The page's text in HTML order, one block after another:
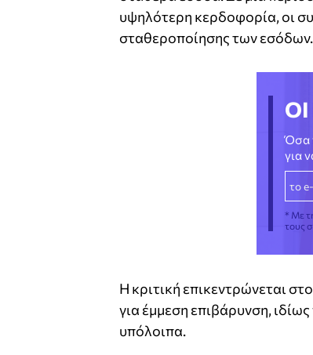
υψηλότερη κερδοφορία, οι
σταθεροποίησης των εσόδων.
Όσα
για
* Με
τους
Η κριτική επικεντρώνεται
για έμμεση επιβάρυνση,
υπόλοιπα.